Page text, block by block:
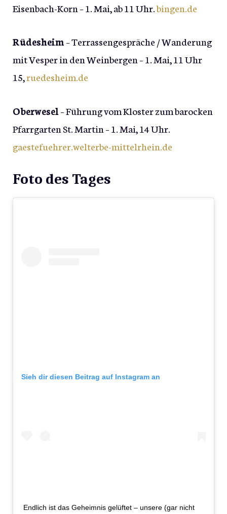
Eisenbach-Korn – 1. Mai, ab 11 Uhr.bingen.de
Rüdesheim– Terrassengespräche / Wanderung
mit Vesper in den Weinbergen – 1. Mai, 11 Uhr
15,ruedesheim.de
Oberwesel– Führung vom Kloster zum barocken
Pfarrgarten St. Martin – 1. Mai, 14 Uhr.
gaestefuehrer.welterbe-mittelrhein.de
Foto des Tages
Sieh dir diesen Beitrag auf Instagram an
Endlich ist das Geheimnis gelüftet – unsere (gar nicht